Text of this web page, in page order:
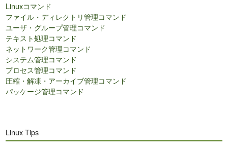
索
Linuxコマンド
ファイル・ディレクトリ管理コマンド
ユーザ・グループ管理コマンド
テキスト処理コマンド
ネットワーク管理コマンド
システム管理コマンド
プロセス管理コマンド
圧縮・解凍・アーカイブ管理コマンド
パッケージ管理コマンド
Linux Tips